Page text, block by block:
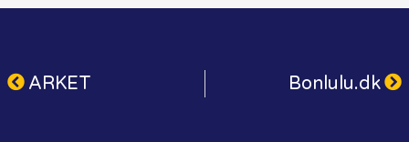
ARKET Bonlulu.dk